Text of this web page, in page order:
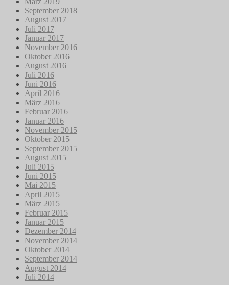
September 2018
August 2017
Juli 2017
Januar 2017
November 2016
Oktober 2016
August 2016
Juli 2016
Juni 2016
April 2016
März 2016
Februar 2016
Januar 2016
November 2015
Oktober 2015
September 2015
August 2015
Juli 2015
Juni 2015
Mai 2015
April 2015
März 2015
Februar 2015
Januar 2015
Dezember 2014
November 2014
Oktober 2014
September 2014
August 2014
Juli 2014